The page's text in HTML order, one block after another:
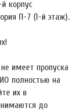
корпус
П-7 (1-й этаж).
имеет пропуска
полностью на
их в
до